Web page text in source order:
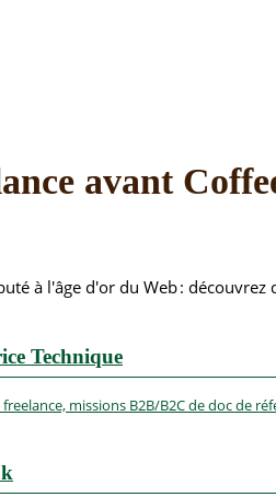
avant
à l'âge d'or du Web :
Technique
missions B2B/B2C de doc de